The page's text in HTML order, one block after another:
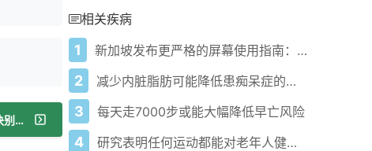
下一篇：秋季怎样吃才科学？这些食养秘诀别错过！
相关疾病
1 新加坡发布更严格的屏幕使用指南：用餐时禁止儿童使用设备并关闭电视
2 减少内脏脂肪可能降低患痴呆症的风险，研究表明
3 每天走7000步或能大幅降低早亡风险
4 研究表明任何运动都能对老年人健康有益